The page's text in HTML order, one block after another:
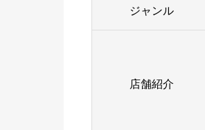
ジャンル
店舗紹介